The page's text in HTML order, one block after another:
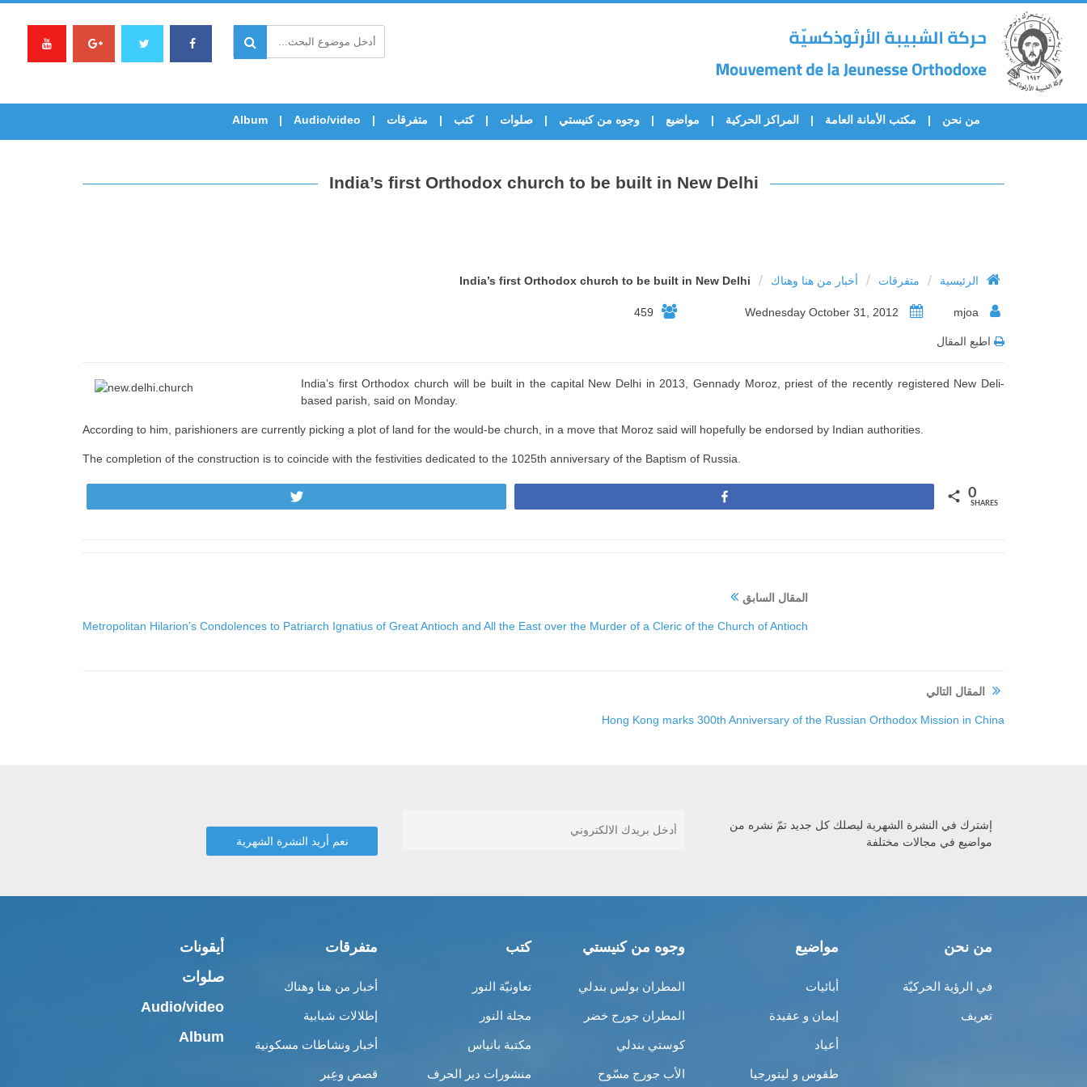
من نحن مكتب الأمانة العامة المراكز الحركية مواضيع وجوه من كنيستي صلوات كتب متفرقات Audio/video
Album
India’s first Orthodox church to be built in New Delhi
الرئيسية / متفرقات / أخبار من هنا وهناك /
India’s first Orthodox church to be built in New Delhi
459
اطبع المقال
India’s first Orthodox church will be built in the capital New Delhi in 2013, Gennady Moroz, priest of the recently registered New Deli-
based parish, said on Monday.
According to him, parishioners are currently picking a plot of land for the would-be church, in a move that Moroz said will hopefully be endorsed by Indian authorities.
The completion of the construction is to coincide with the festivities dedicated to the 1025th anniversary of the Baptism of Russia.
0
SHARES
المقال السابق
Metropolitan Hilarion’s Condolences to Patriarch Ignatius of Great Antioch and All the East over the Murder of a Cleric of the Church of Antioch
المقال التالي
Hong Kong marks 300th Anniversary of the Russian Orthodox Mission in China
إشترك في النشرة الشهرية ليصلك كل جديد تمّ نشره من
مواضيع في مجالات مختلفة
من نحن
في الرؤية الحركيّة
تعريف
مواضيع
أبائيات
إيمان و عقيدة
أعياد
طقوس و ليتورجيا
وجوه من كنيستي
المطران بولس بندلي
المطران جورج خضر
كوستي بندلي
الأب جورج مسّوح
كتب
تعاونيّة النور
مجلة النور
مكتبة بانياس
منشورات دير الحرف
متفرقات
أخبار من هنا وهناك
إطلالات شبابية
أخبار ونشاطات مسكونية
قصص وعِبر
أيقونات
صلوات
Audio/video
Album